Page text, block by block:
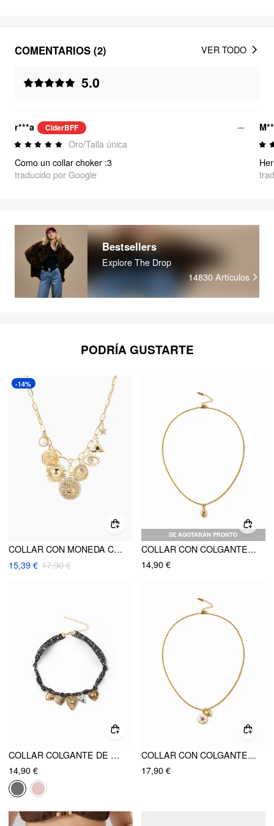
COMENTARIOS (2)
5.0
VER TODO
r***a CiderBFF
Oro/Talla única
Como un collar choker :3
traducido por Google
Bestsellers
Explore The Drop
14830 Artículos
PODRÍA GUSTARTE
-14%
COLLAR CON MONEDA CELESTIAL DE SOL, LUNA Y OJO
15,39 € 17,90 €
SE AGOTARÁN PRONTO
COLLAR CON COLGANTE DE ESTAMPADO FLORAL
14,90 €
COLLAR COLGANTE DE CORAZÓN Y CEREZA
14,90 €
COLLAR CON COLGANTE DE CORAZÓN Y FLORAL
17,90 €